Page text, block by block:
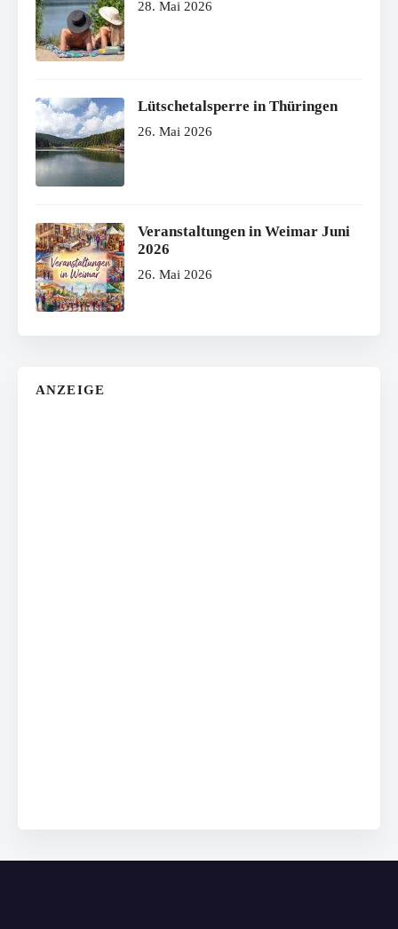
28. Mai 2026
Lütschetalsperre in Thüringen
26. Mai 2026
Veranstaltungen in Weimar Juni
2026
26. Mai 2026
ANZEIGE